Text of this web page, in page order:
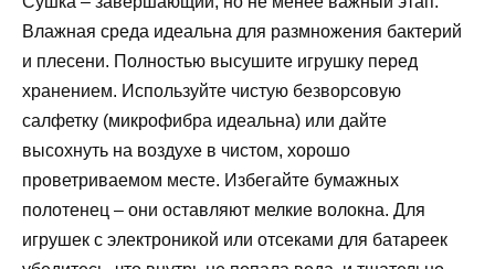
Влажная среда идеальна для размножения бактерий
и плесени. Полностью высушите игрушку перед
хранением. Используйте чистую безворсовую
салфетку (микрофибра идеальна) или дайте
высохнуть на воздухе в чистом, хорошо
проветриваемом месте. Избегайте бумажных
полотенец – они оставляют мелкие волокна. Для
игрушек с электроникой или отсеками для батареек